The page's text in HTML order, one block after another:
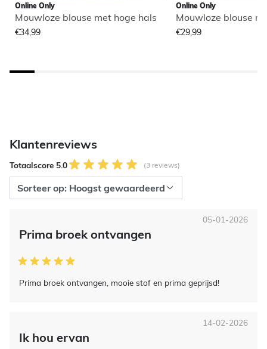
Online Only
Mouwloze blouse met hoge hals
€34,99
Online Only
Mouwloze blouse
€29,99
Klantenreviews
Totaalscore 5.0 (3 reviews)
Prima broek ontvangen
Prima broek ontvangen, mooie stof en prima geprijsd!
05-01-2026
Ik hou ervan
14-02-2026